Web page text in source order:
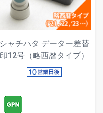
シャチハタ データー差替
印12号（略西暦タイプ）